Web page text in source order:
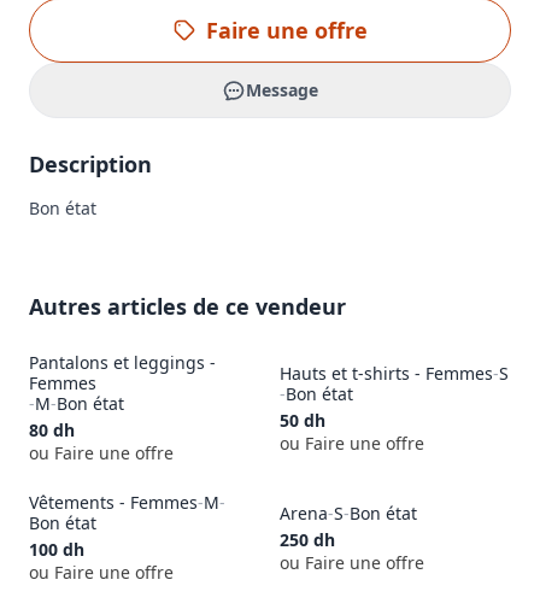
Faire une offre
Message
Description
Bon état
Autres articles de ce vendeur
Pantalons et leggings -
Femmes
-M-Bon état
80 dh
ou Faire une offre
Hauts et t-shirts - Femmes-S
-Bon état
50 dh
ou Faire une offre
Vêtements - Femmes-M-
Bon état
100 dh
ou Faire une offre
Arena-S-Bon état
250 dh
ou Faire une offre